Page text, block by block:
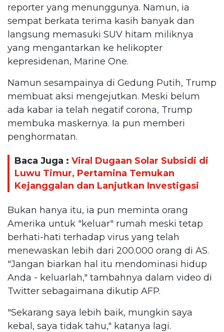
reporter yang menunggunya. Namun, ia
sempat berkata terima kasih banyak dan
langsung memasuki SUV hitam miliknya
yang mengantarkan ke helikopter
kepresidenan, Marine One.
Namun sesampainya di Gedung Putih, Trump
membuat aksi mengejutkan. Meski belum
ada kabar ia telah negatif corona, Trump
membuka maskernya. Ia pun memberi
penghormatan.
Baca Juga : Viral Dugaan Solar Subsidi di
Luwu Timur, Pertamina Temukan
Kejanggalan dan Lanjutkan Investigasi
Bukan hanya itu, ia pun meminta orang
Amerika untuk "keluar" rumah meski tetap
berhati-hati terhadap virus yang telah
menewaskan lebih dari 200.000 orang di AS.
"Jangan biarkan hal itu mendominasi hidup
Anda - keluarlah," tambahnya dalam video di
Twitter sebagaimana dikutip AFP.
"Sekarang saya lebih baik, mungkin saya
kebal, saya tidak tahu," katanya lagi.